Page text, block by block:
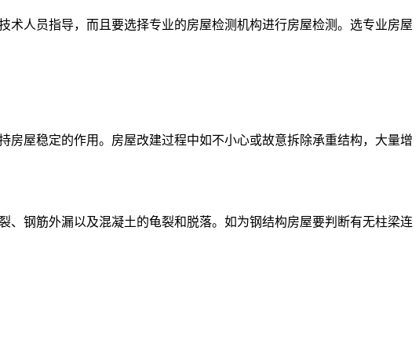
人员指导，而且要选择专业的房屋检测机构进行房屋检测。选专业房屋
屋稳定的作用。房屋改建过程中如不小心或故意拆除承重结构，大量增
钢筋外漏以及混凝土的龟裂和脱落。如为钢结构房屋要判断有无柱梁连